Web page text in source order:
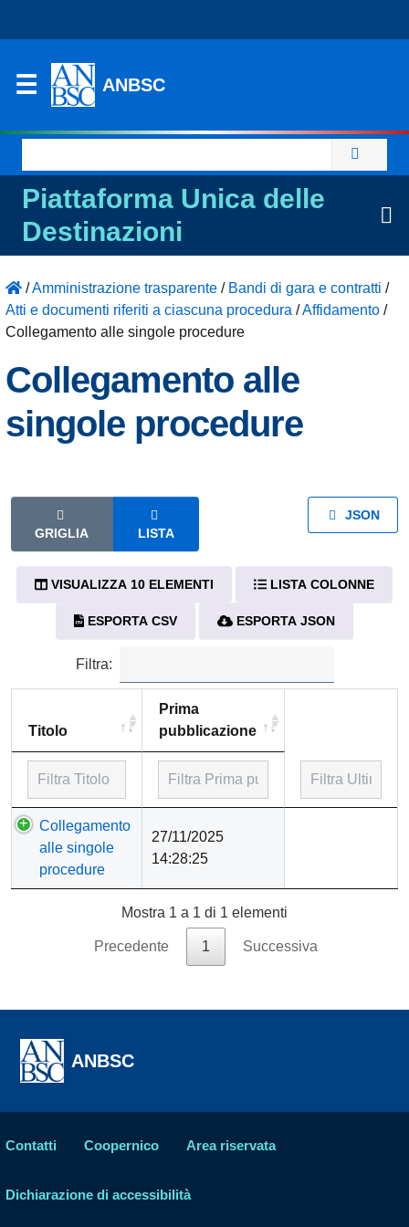
ANBSC
per:
Piattaforma Unica delle
Destinazioni
/Amministrazione trasparente / Bandi di gara e contratti /
Atti e documenti riferiti a ciascuna procedura /Affidamento /
Collegamento alle singole procedure
Collegamento alle
singole procedure
GRIGLIA LISTA
JSON
VISUALIZZA 10 ELEMENTI LISTA COLONNE
ESPORTA CSV ESPORTA JSON
Filtra:
Titolo
Prima
pubblicazione
Titolo
pubblicazione
Collegamento
alle singole
procedure
27/11/2025
14:28:25
Mostra 1 a 1 di 1 elementi
Precedente 1 Successiva
ANBSC
Contatti Coopernico Area riservata
Dichiarazione di accessibilità